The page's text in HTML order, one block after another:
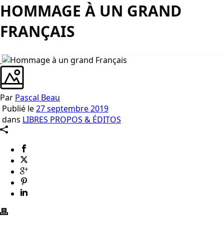
HOMMAGE À UN GRAND
FRANÇAIS
Par Pascal Beau
Publié le27 septembre 2019
dans LIBRES PROPOS & ÉDITOS